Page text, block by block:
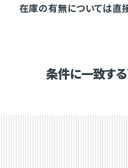
在庫の有無については直
条件に一致する